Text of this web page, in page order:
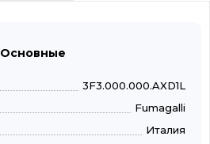
Основные
3F3.000.000.AXD1L
Fumagalli
Италия